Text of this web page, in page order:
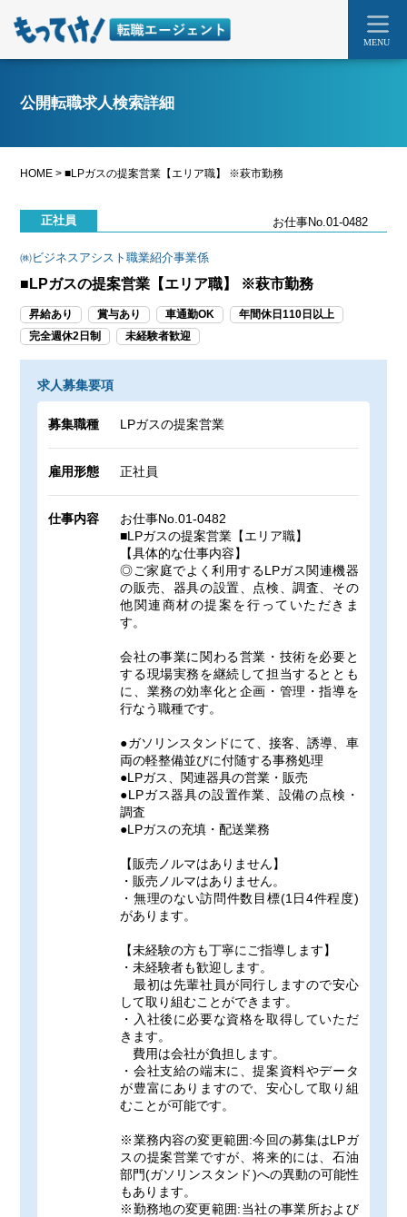
MENU
公開転職求人検索詳細
HOME >■LPガスの提案営業【エリア職】 ※萩市勤務
正社員 お仕事No.01-0482
㈱ビジネスアシスト職業紹介事業係
■LPガスの提案営業【エリア職】 ※萩市勤務
昇給あり 賞与あり 車通勤OK
年間休日110日以上
完全週休2日制
未経験者歓迎
求人募集要項
募集職種 LPガスの提案営業
雇用形態 正社員
仕事内容
お仕事No.01-0482
■LPガスの提案営業【エリア職】
【具体的な仕事内容】
◎ご家庭でよく利用するLPガス関連機器
の販売、器具の設置、点検、調査、その
他関連商材の提案を行っていただきま
す。
会社の事業に関わる営業・技術を必要と
する現場実務を継続して担当するととも
に、業務の効率化と企画・管理・指導を
行なう職種です。
●ガソリンスタンドにて、接客、誘導、車
両の軽整備並びに付随する事務処理
●LPガス、関連器具の営業・販売
●LPガス器具の設置作業、設備の点検・
調査
●LPガスの充填・配送業務
【販売ノルマはありません】
・販売ノルマはありません。
・無理のない訪問件数目標(1日4件程度)
があります。
【未経験の方も丁寧にご指導します】
・未経験者も歓迎します。
最初は先輩社員が同行しますので安心
して取り組むことができます。
・入社後に必要な資格を取得していただ
きます。
費用は会社が負担します。
・会社支給の端末に、提案資料やデータ
が豊富にありますので、安心して取り組
むことが可能です。
※業務内容の変更範囲:今回の募集はLPガ
スの提案営業ですが、将来的には、石油
部門(ガソリンスタンド)への異動の可能性
もあります。
※勤務地の変更範囲:当社の事業所および